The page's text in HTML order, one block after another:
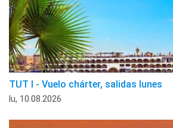
TUT I - Vuelo chárter, salidas lunes
lu, 10.08.2026